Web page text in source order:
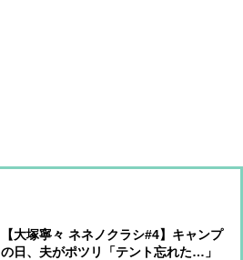
【大塚寧々 ネネノクラシ#4】キャンプ
の日、夫がポツリ「テント忘れた…」